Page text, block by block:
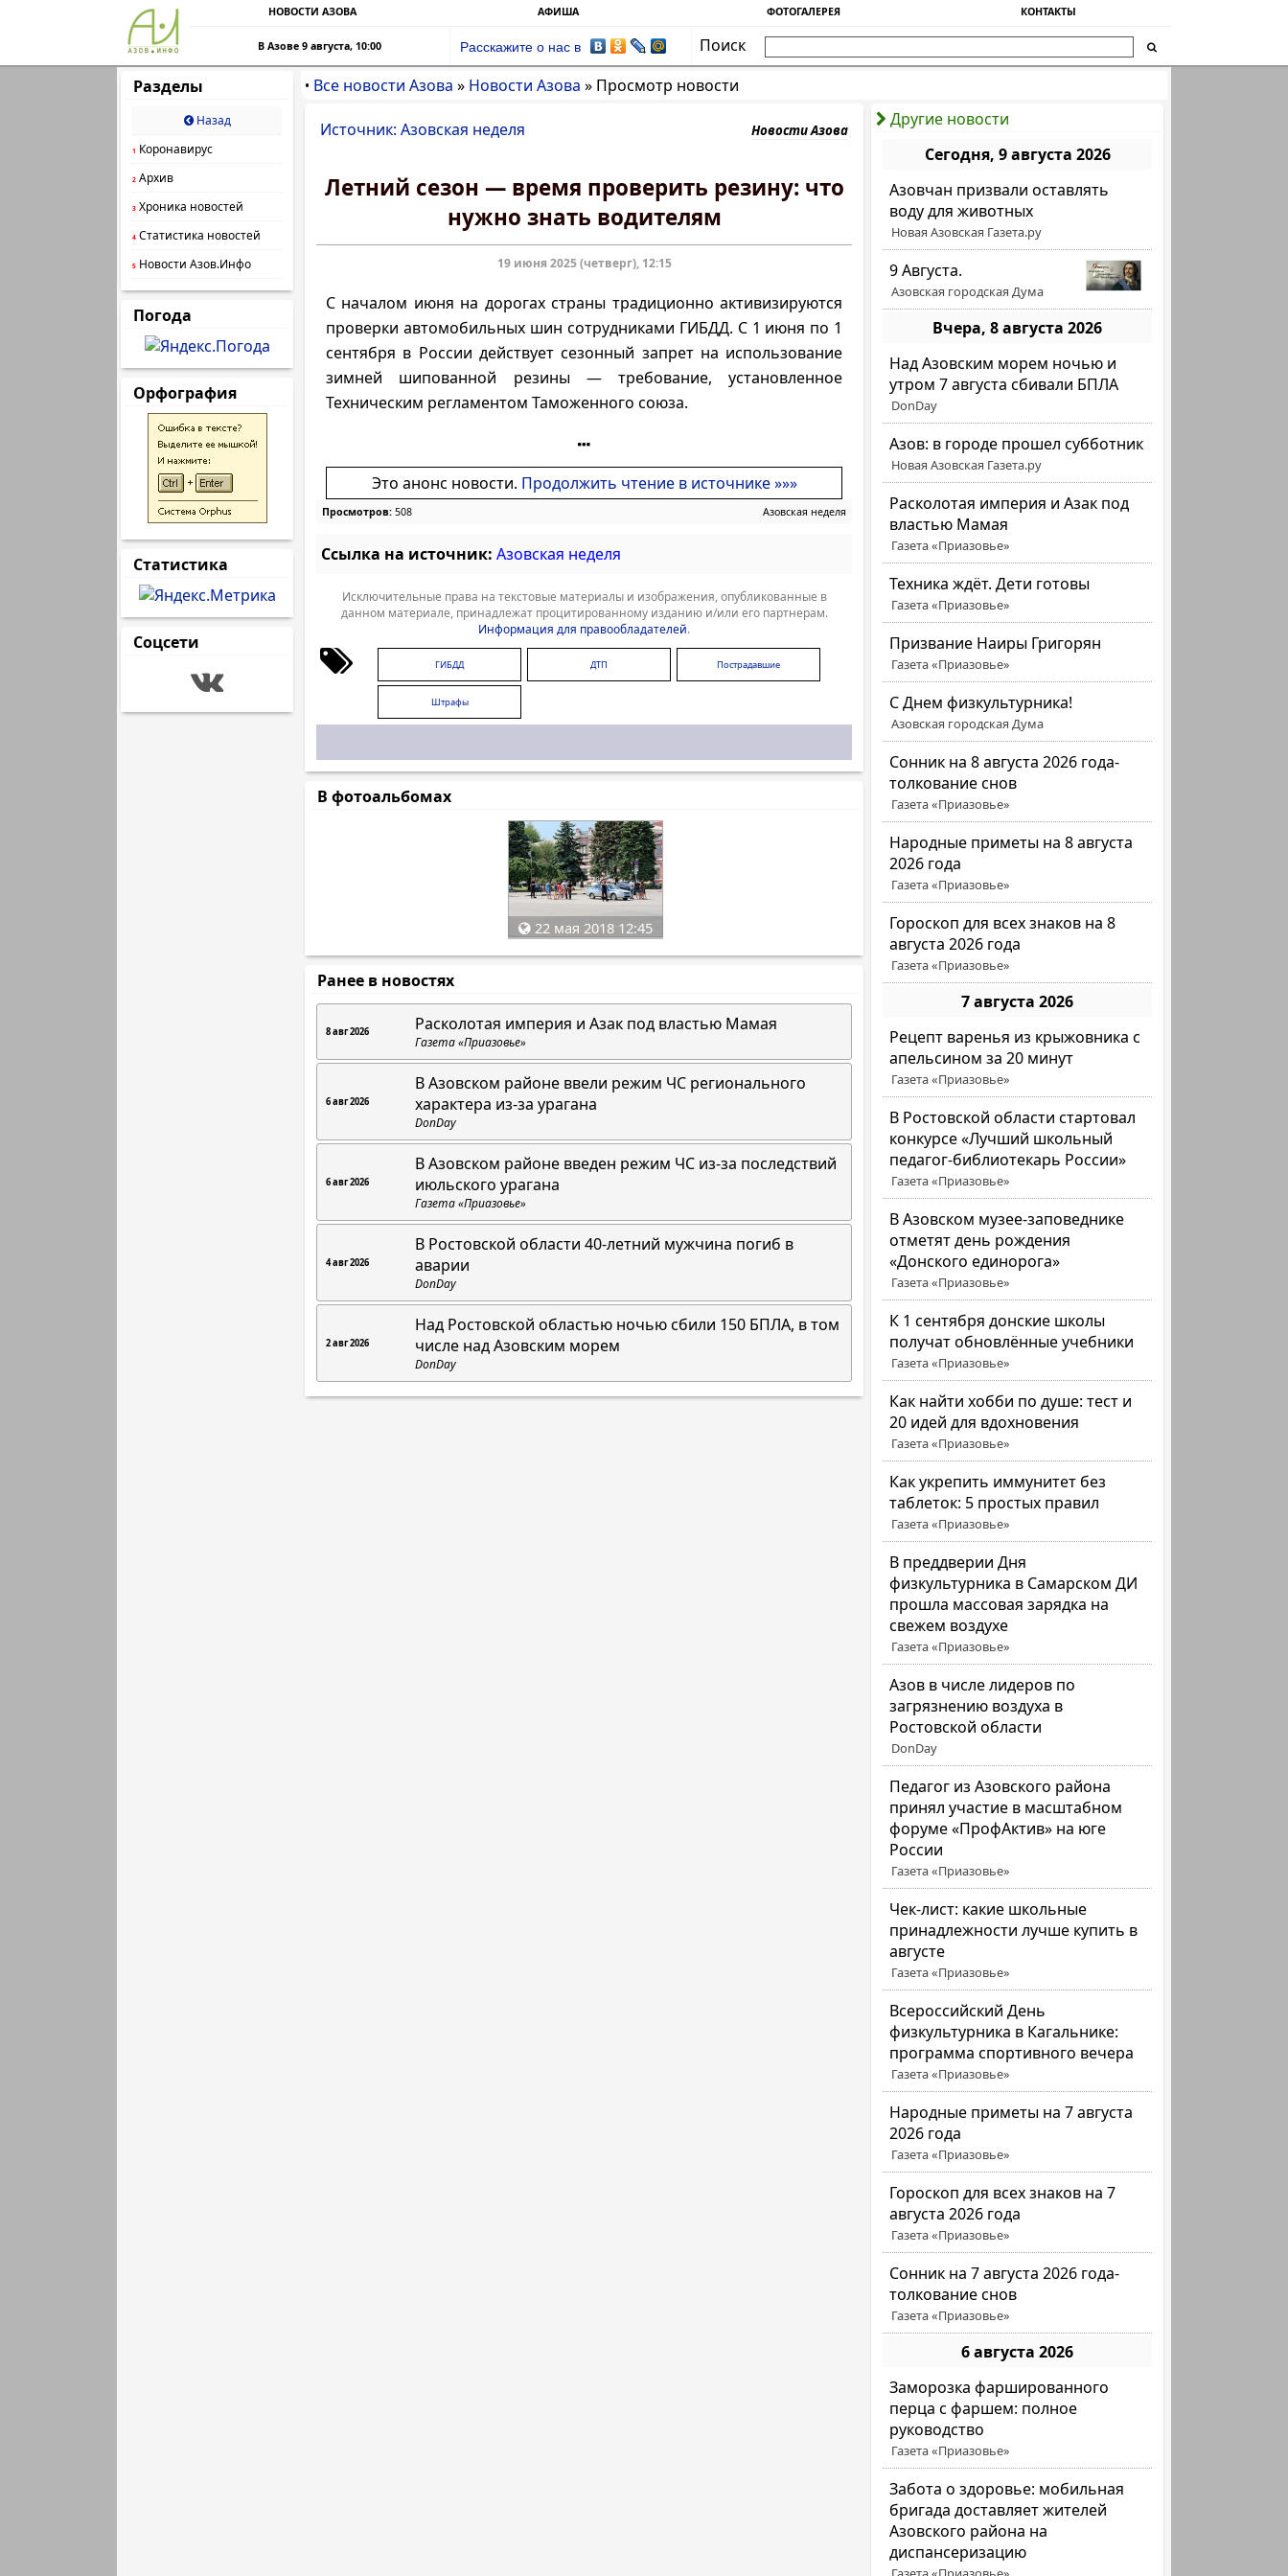
НОВОСТИ АЗОВА АФИША ФОТОГАЛЕРЕЯ КОНТАКТЫ
В Азове 9 августа, 10:00 Расскажите о нас в
Поиск
Разделы
Назад
1 Коронавирус
2 Архив
3 Хроника новостей
4 Статистика новостей
5 Новости Азов.Инфо
Погода
Орфография
Статистика
Соцсети
• Все новости Азова » Новости Азова » Просмотр новости
Другие новости
Сегодня, 9 августа 2026
Азовчан призвали оставлять
воду для животных
Новая Азовская Газета.ру
9 Августа.
Азовская городская Дума
Вчера, 8 августа 2026
Над Азовским морем ночью и
утром 7 августа сбивали БПЛА
DonDay
Азов: в городе прошел субботник
Новая Азовская Газета.ру
Расколотая империя и Азак под
властью Мамая
Газета «Приазовье»
Техника ждёт. Дети готовы
Газета «Приазовье»
Призвание Наиры Григорян
Газета «Приазовье»
C Днем физкультурника!
Азовская городская Дума
Сонник на 8 августа 2026 года-
толкование снов
Газета «Приазовье»
Народные приметы на 8 августа
2026 года
Газета «Приазовье»
Гороскоп для всех знаков на 8
августа 2026 года
Газета «Приазовье»
7 августа 2026
Рецепт варенья из крыжовника с
апельсином за 20 минут
Газета «Приазовье»
В Ростовской области стартовал
конкурсе «Лучший школьный
педагог-библиотекарь России»
Газета «Приазовье»
В Азовском музее-заповеднике
отметят день рождения
«Донского единорога»
Газета «Приазовье»
К 1 сентября донские школы
получат обновлённые учебники
Газета «Приазовье»
Как найти хобби по душе: тест и
20 идей для вдохновения
Газета «Приазовье»
Как укрепить иммунитет без
таблеток: 5 простых правил
Газета «Приазовье»
В преддверии Дня
физкультурника в Самарском ДИ
прошла массовая зарядка на
свежем воздухе
Газета «Приазовье»
Азов в числе лидеров по
загрязнению воздуха в
Ростовской области
DonDay
Педагог из Азовского района
принял участие в масштабном
форуме «ПрофАктив» на юге
России
Газета «Приазовье»
Чек-лист: какие школьные
принадлежности лучше купить в
августе
Газета «Приазовье»
Всероссийский День
физкультурника в Кагальнике:
программа спортивного вечера
Газета «Приазовье»
Народные приметы на 7 августа
2026 года
Газета «Приазовье»
Гороскоп для всех знаков на 7
августа 2026 года
Газета «Приазовье»
Сонник на 7 августа 2026 года-
толкование снов
Газета «Приазовье»
6 августа 2026
Заморозка фаршированного
перца с фаршем: полное
руководство
Газета «Приазовье»
Забота о здоровье: мобильная
бригада доставляет жителей
Азовского района на
диспансеризацию
Источник: Азовская неделя Новости Азова
Летний сезон — время проверить резину: что
нужно знать водителям
19 июня 2025 (четверг), 12:15
С началом июня на дорогах страны традиционно активизируются
проверки автомобильных шин сотрудниками ГИБДД. С 1 июня по 1
сентября в России действует сезонный запрет на использование
зимней шипованной резины — требование, установленное
Техническим регламентом Таможенного союза.
Это анонс новости. Продолжить чтение в источнике »»»
Просмотров: 508 Азовская неделя
Ссылка на источник: Азовская неделя
Исключительные права на текстовые материалы и изображения, опубликованные в
данном материале, принадлежат процитированному изданию и/или его партнерам.
Информация для правообладателей.
ГИБДД ДТП Пострадавшие
Штрафы
В фотоальбомах
22 мая 2018 12:45
Ранее в новостях
8 авг 2026 Расколотая империя и Азак под властью Мамая
Газета «Приазовье»
6 авг 2026
В Азовском районе ввели режим ЧС регионального
характера из-за урагана
DonDay
6 авг 2026
В Азовском районе введен режим ЧС из-за последствий
июльского урагана
Газета «Приазовье»
4 авг 2026
В Ростовской области 40-летний мужчина погиб в
аварии
DonDay
2 авг 2026
Над Ростовской областью ночью сбили 150 БПЛА, в том
числе над Азовским морем
DonDay